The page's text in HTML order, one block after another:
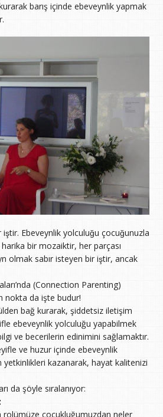
barış içinde ebeveynlik yapmak
Ebeveynlik yolculuğu çocuğunuzla
bir mozaiktir, her parçası
olmak sabır isteyen bir iştir, ancak
(Connection Parenting)
nokta da işte budur!
bağ kurarak, şiddetsiz iletişim
ebeveynlik yolculuğu yapabilmek
ve becerilerin edinimini sağlamaktır.
ve huzur içinde ebeveynlik
kazanarak, hayat kalitenizi
da şöyle sıralanıyor:
rolümüze çocukluğumuzdan neler